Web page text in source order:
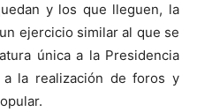
y los que lleguen, la
ejercicio similar al que se
única a la Presidencia
la realización de foros y